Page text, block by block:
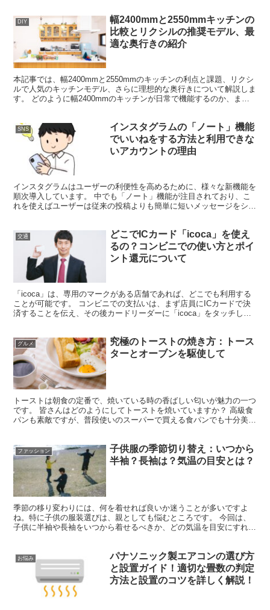
DIY
幅2400mmと2550mmキッチンの
比較とリクシルの推奨モデル、最
適な奥行きの紹介
本記事では、幅2400mmと2550mmのキッチンの利点と課題、リクシ
ルで人気のキッチンモデル、さらに理想的な奥行きについて解説しま
す。 どのように幅2400mmのキッチンが日常で機能するのか、また
SNS
インスタグラムの「ノート」機能
でいいねをする方法と利用できな
いアカウントの理由
インスタグラムはユーザーの利便性を高めるために、様々な新機能を
順次導入しています。 中でも「ノート」機能が注目されており、こ
れを使えばユーザーは従来の投稿よりも簡単に短いメッセージをシェ
交通
どこでICカード「icoca」を使え
るの？コンビニでの使い方とポイ
ント還元について
「icoca」は、専用のマークがある店舗であれば、どこでも利用する
ことが可能です。 コンビニでの支払いは、まず店員にICカードで決
済することを伝え、その後カードリーダーに「icoca」をタッチして
グルメ
究極のトーストの焼き方：トース
ターとオーブンを駆使して
トーストは朝食の定番で、焼いている時の香ばしい匂いが魅力の一つ
です。 皆さんはどのようにしてトーストを焼いていますか？ 高級食
パンも素敵ですが、普段使いのスーパーで買える食パンでも十分美味
ファッション
子供服の季節切り替え：いつから
半袖？長袖は？気温の目安とは？
季節の移り変わりには、何を着せれば良いか迷うことが多いですよ
ね。特に子供の服装選びは、親としても悩むところです。 今回は、
子供に半袖や長袖をいつから着せるべきか、どの気温を目安にすれば
お悩み
パナソニック製エアコンの選び方
と設置ガイド！適切な畳数の判定
方法と設置のコツを詳しく解説！